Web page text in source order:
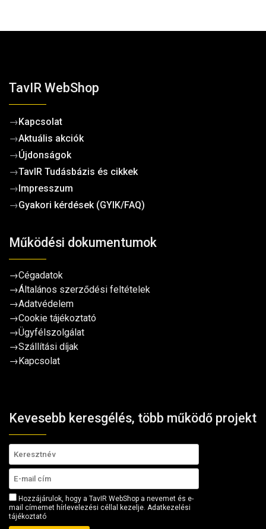
TavIR WebShop
→Kapcsolat
→Aktuális akciók
→Újdonságok
→TavIR Tudásbázis és cikkek
→Impresszum
→Gyakori kérdések (GYIK/FAQ)
Működési dokumentumok
→Cégadatok
→Általános szerződési feltételek
→Adatvédelem
→Cookie tájékoztató
→Ügyfélszolgálat
→Szállítási díjak
→Kapcsolat
Kevesebb keresgélés, több működő projekt
Hozzájárulok, hogy a TavIR WebShop a nevemet és e-
mail címemet hírlevelezési céllal kezelje. Adatkezelési
tájékoztató